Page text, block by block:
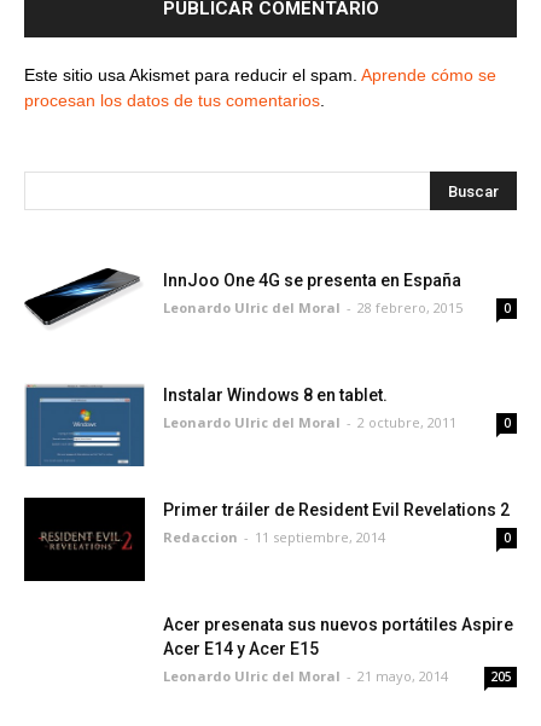
Este sitio usa Akismet para reducir el spam. Aprende cómo se
procesan los datos de tus comentarios.
InnJoo One 4G se presenta en España
Leonardo Ulric del Moral - 28 febrero, 2015 0
Instalar Windows 8 en tablet.
Leonardo Ulric del Moral - 2 octubre, 2011 0
Primer tráiler de Resident Evil Revelations 2
Redaccion - 11 septiembre, 2014 0
Acer presenata sus nuevos portátiles Aspire
Acer E14 y Acer E15
Leonardo Ulric del Moral - 21 mayo, 2014 205